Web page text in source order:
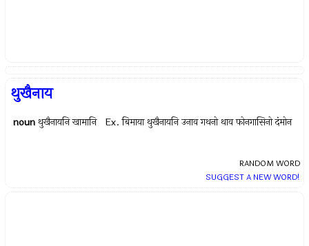
थुखैनाय
noun थुखैनायनि खामानि Ex.बिमाया थुखैनायनि उनाव गथनो थाव फोनगासिनो दंमोन
RANDOM WORD
SUGGEST A NEW WORD!